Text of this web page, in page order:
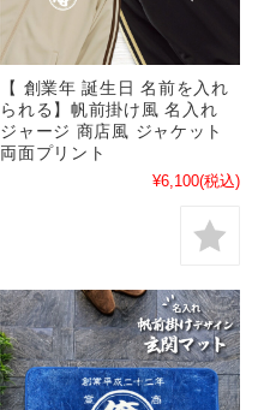
【 創業年 誕生日 名前を入れ
られる】帆前掛け風 名入れ
ジャージ 商店風 ジャケット
両面プリント
¥6,100(税込)